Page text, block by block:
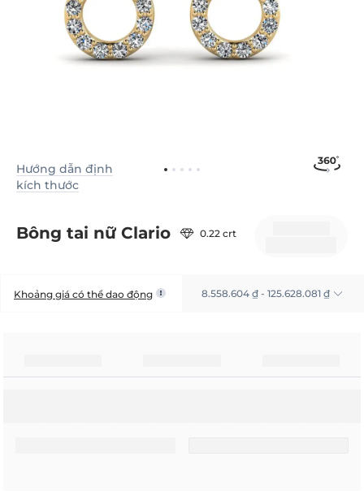
Hướng dẫn định
kích thước
Bông tai nữ Clario 0.22 crt
Khoảng giá có thể dao động 8.558.604 ₫ - 125.628.081 ₫